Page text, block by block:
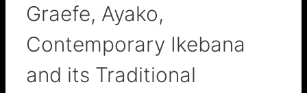
Graefe, Ayako,
Contemporary Ikebana
and its Traditional